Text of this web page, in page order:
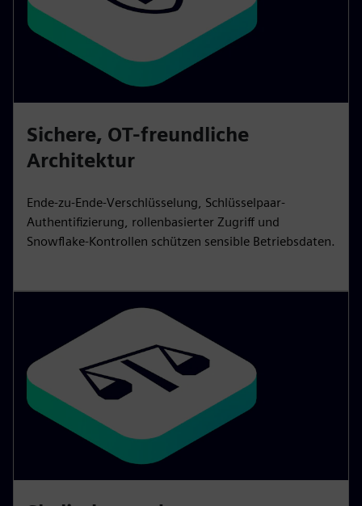
Sichere, OT-freundliche
Architektur
Ende-zu-Ende-Verschlüsselung, Schlüsselpaar-
Authentifizierung, rollenbasierter Zugriff und
Snowflake-Kontrollen schützen sensible Betriebsdaten.